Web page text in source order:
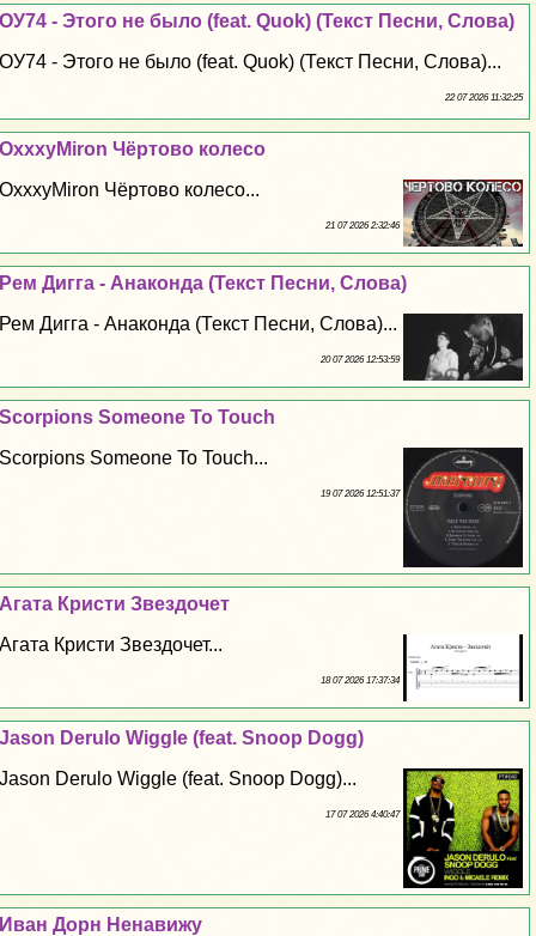
ОУ74 - Этого не было (feat. Quok) (Текст Песни, Слова)
ОУ74 - Этого не было (feat. Quok) (Текст Песни, Слова)...
22 07 2026 11:32:25
OxxxyMiron Чёртово колесо
OxxxyMiron Чёртово колесо...
21 07 2026 2:32:46
Рем Дигга - Анаконда (Текст Песни, Слова)
Рем Дигга - Анаконда (Текст Песни, Слова)...
20 07 2026 12:53:59
Scorpions Someone To Touch
Scorpions Someone To Touch...
19 07 2026 12:51:37
Агата Кристи Звездочет
Агата Кристи Звездочет...
18 07 2026 17:37:34
Jason Derulo Wiggle (feat. Snoop Dogg)
Jason Derulo Wiggle (feat. Snoop Dogg)...
17 07 2026 4:40:47
Иван Дорн Ненавижу